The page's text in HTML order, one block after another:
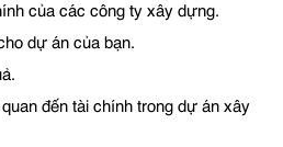
của các công ty xây dựng.
dự án của bạn.
đến tài chính trong dự án xây